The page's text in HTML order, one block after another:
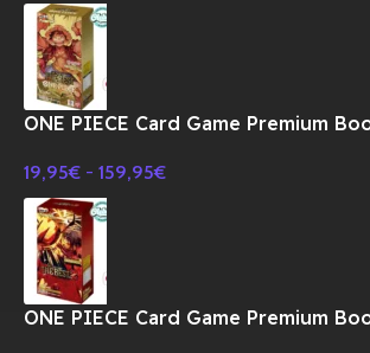
ONE PIECE Card Game Premium
19,95€ - 159,95€
ONE PIECE Card Game Premium